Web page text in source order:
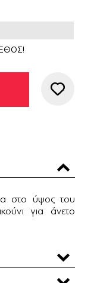
στο ύψος του
για άνετο